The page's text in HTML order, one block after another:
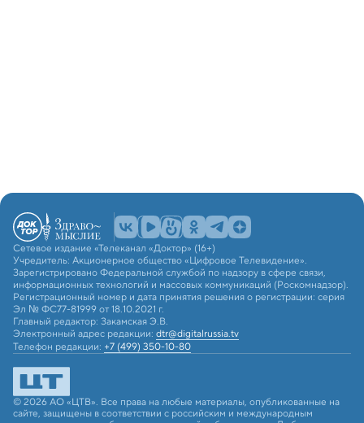
Сетевое издание «Телеканал «Доктор» (16+)
Учредитель: Акционерное общество «Цифровое Телевидение».
Зарегистрировано Федеральной службой по надзору в сфере связи,
информационных технологий и массовых коммуникаций (Роскомнадзор).
Регистрационный номер и дата принятия решения о регистрации: серия
Эл № ФС77-81999 от 18.10.2021 г.
Главный редактор: Закамская Э.В.
Электронный адрес редакции: dtr@digitalrussia.tv
Телефон редакции: +7 (499) 350-10-80
© 2026 АО «ЦТВ». Все права на любые материалы, опубликованные на
сайте, защищены в соответствии с российским и международным